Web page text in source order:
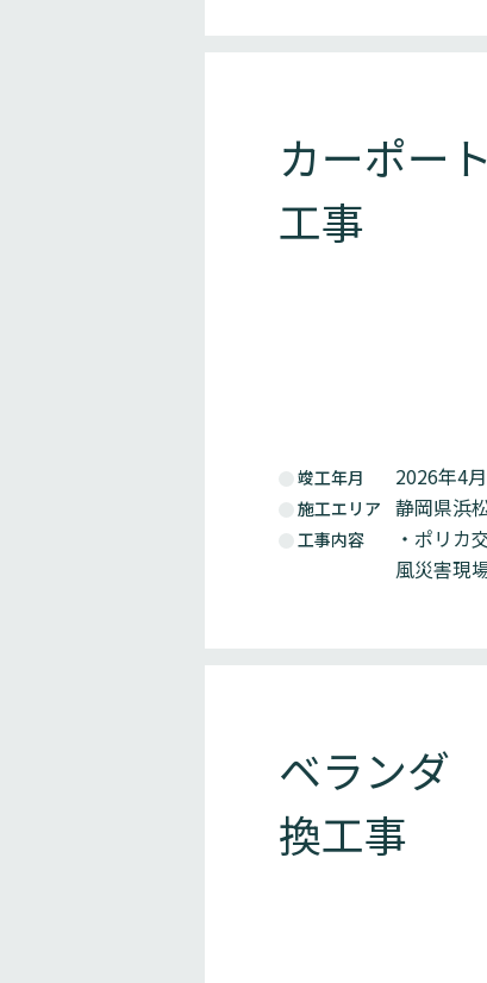
カーポー
工事
竣工年月 2026年4月
施工エリア 静岡県浜
工事内容
・ポリカ
風災害現
ベランダ
換工事